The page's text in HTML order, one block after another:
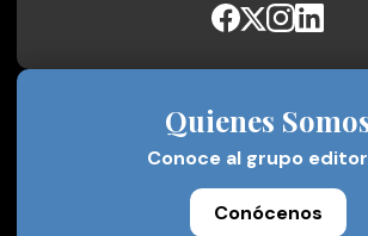
Quienes
Conoce al grupo
Conócenos